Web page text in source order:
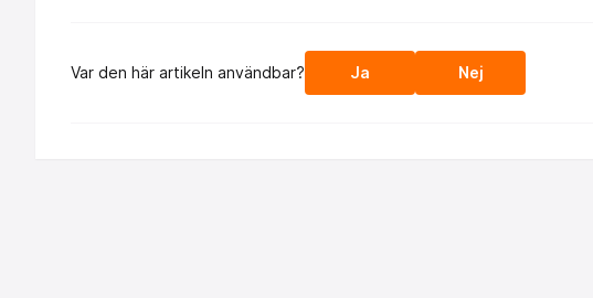
Var den här artikeln användbar? Ja Nej